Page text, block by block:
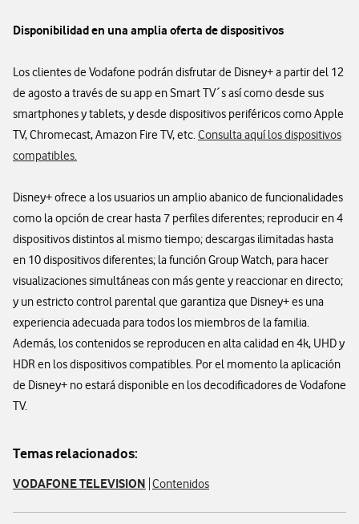
Disponibilidad en una amplia oferta de dispositivos
Los clientes de Vodafone podrán disfrutar de Disney+ a partir del 12
de agosto a través de su app en Smart TV´s así como desde sus
smartphones y tablets, y desde dispositivos periféricos como Apple
TV, Chromecast, Amazon Fire TV, etc.Consulta aquí los dispositivos
compatibles.
Disney+ ofrece a los usuarios un amplio abanico de funcionalidades
como la opción de crear hasta 7 perfiles diferentes; reproducir en 4
dispositivos distintos al mismo tiempo; descargas ilimitadas hasta
en 10 dispositivos diferentes; la función Group Watch, para hacer
visualizaciones simultáneas con más gente y reaccionar en directo;
y un estricto control parental que garantiza que Disney+ es una
experiencia adecuada para todos los miembros de la familia.
Además, los contenidos se reproducen en alta calidad en 4k, UHD y
HDR en los dispositivos compatibles. Por el momento la aplicación
de Disney+ no estará disponible en los decodificadores de Vodafone
TV.
Temas relacionados:
VODAFONE TELEVISION Contenidos